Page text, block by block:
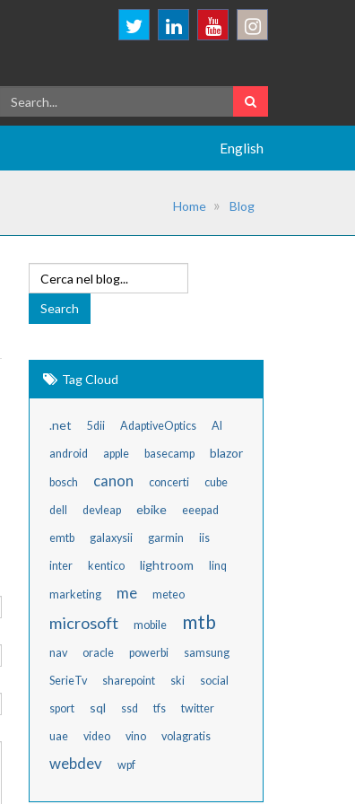
English
Home Blog
Tag Cloud
.net 5dii AdaptiveOptics AI
android apple basecamp blazor
bosch canon concerti cube
dell devleap ebike eeepad
emtb galaxysii garmin iis
inter kentico lightroom linq
marketing me meteo
microsoft mobile mtb
nav oracle powerbi samsung
SerieTv sharepoint ski social
sport sql ssd tfs twitter
uae video vino volagratis
webdev wpf